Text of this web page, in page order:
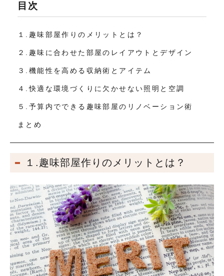
目次
１.趣味部屋作りのメリットとは？
２.趣味に合わせた部屋のレイアウトとデザイン
３.機能性を高める収納術とアイテム
４.快適な環境づくりに欠かせない照明と空調
５.予算内でできる趣味部屋のリノベーション術
まとめ
１.趣味部屋作りのメリットとは？